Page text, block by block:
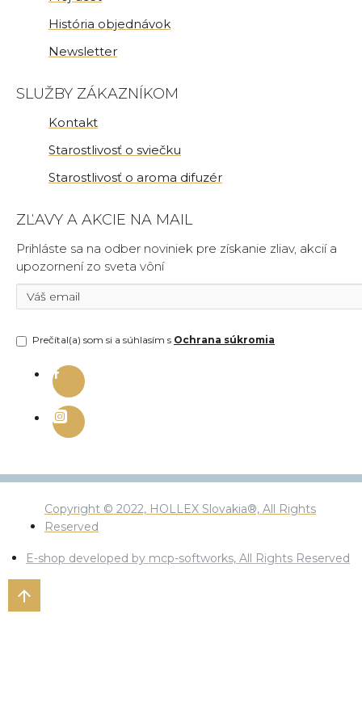
História objednávok
Newsletter
SLUŽBY ZÁKAZNÍKOM
Kontakt
Starostlivosť o sviečku
Starostlivosť o aroma difuzér
ZĽAVY A AKCIE NA MAIL
Prihláste sa na odber noviniek pre získanie zliav, akcií a
upozornení zo sveta vôní
Prečítal(a) som si a súhlasím s Ochrana súkromia
Copyright © 2022, HOLLEX Slovakia®, All Rights
Reserved
E-shop developed by mcp-softworks, All Rights Reserved